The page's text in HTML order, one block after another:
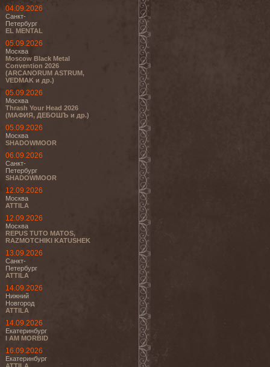
04.09.2026
Санкт-
Петербург
EL MENTAL
05.09.2026
Москва
Moscow Black Metal
Convention 2026
(ARCANORUM ASTRUM,
VEDMAK и др.)
05.09.2026
Москва
Thrash Your Head 2026
(МАФИЯ, ДЕБОШЪ и др.)
05.09.2026
Москва
SHADOWMOOR
06.09.2026
Санкт-
Петербург
SHADOWMOOR
12.09.2026
Москва
ATTILA
12.09.2026
Москва
REPUS TUTO MATOS,
RAZMOTCHIKI KATUSHEK
13.09.2026
Санкт-
Петербург
ATTILA
14.09.2026
Нижний
Новгород
ATTILA
14.09.2026
Екатеринбург
I AM MORBID
16.09.2026
Екатеринбург